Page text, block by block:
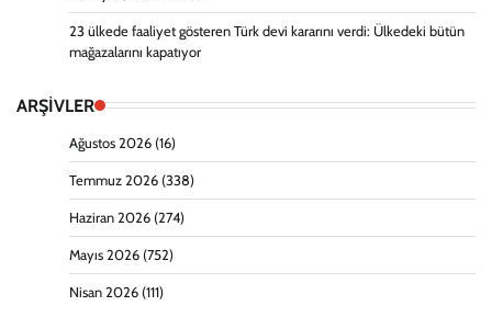
23 ülkede faaliyet gösteren Türk devi kararını verdi: Ülkedeki bütün
mağazalarını kapatıyor
ARŞİVLER
Ağustos 2026 (16)
Temmuz 2026 (338)
Haziran 2026 (274)
Mayıs 2026 (752)
Nisan 2026 (111)